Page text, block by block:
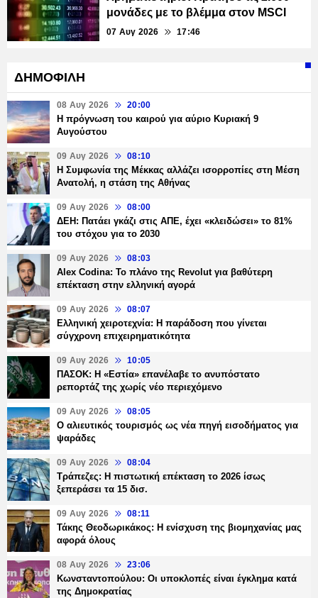
μονάδες με το βλέμμα στον MSCI
07 Αυγ 2026 17:46
ΔΗΜΟΦΙΛΗ
08 Αυγ 2026 20:00
Η πρόγνωση του καιρού για αύριο Κυριακή 9
Αυγούστου
09 Αυγ 2026 08:10
Η Συμφωνία της Μέκκας αλλάζει ισορροπίες στη Μέση
Ανατολή, η στάση της Αθήνας
09 Αυγ 2026 08:00
ΔΕΗ: Πατάει γκάζι στις ΑΠΕ, έχει «κλειδώσει» το 81%
του στόχου για το 2030
09 Αυγ 2026 08:03
Alex Codina: Το πλάνο της Revolut για βαθύτερη
επέκταση στην ελληνική αγορά
09 Αυγ 2026 08:07
Ελληνική χειροτεχνία: Η παράδοση που γίνεται
σύγχρονη επιχειρηματικότητα
09 Αυγ 2026 10:05
ΠΑΣΟΚ: Η «Εστία» επανέλαβε το ανυπόστατο
ρεπορτάζ της χωρίς νέο περιεχόμενο
09 Αυγ 2026 08:05
Ο αλιευτικός τουρισμός ως νέα πηγή εισοδήματος για
ψαράδες
09 Αυγ 2026 08:04
Τράπεζες: H πιστωτική επέκταση το 2026 ίσως
ξεπεράσει τα 15 δισ.
09 Αυγ 2026 08:11
Τάκης Θεοδωρικάκος: Η ενίσχυση της βιομηχανίας μας
αφορά όλους
08 Αυγ 2026 23:06
Κωνσταντοπούλου: Οι υποκλοπές είναι έγκλημα κατά
της Δημοκρατίας